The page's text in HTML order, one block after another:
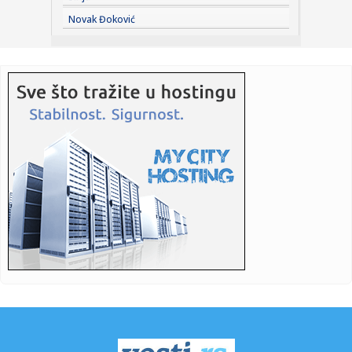
23:36:Mika Hakinen upozorio Meklaren
23:28: VIDEO: Test 2026 Cupra Born
23:27:
plaća...
23:24:VOJVODINA UZ VRH, IMT PAO U ŠAPCU: Zukić i Sukačev
doneli tri ...
23:19:Problem za Partizan pred revanš sa Tobolom
23:19:Čukarički i Železničar saznali zašto je 2:0 najopasniji rezu...
Novak Đoković